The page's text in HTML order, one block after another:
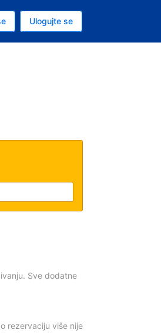
Ulogujte se
Sve dodatne
rezervaciju više nije